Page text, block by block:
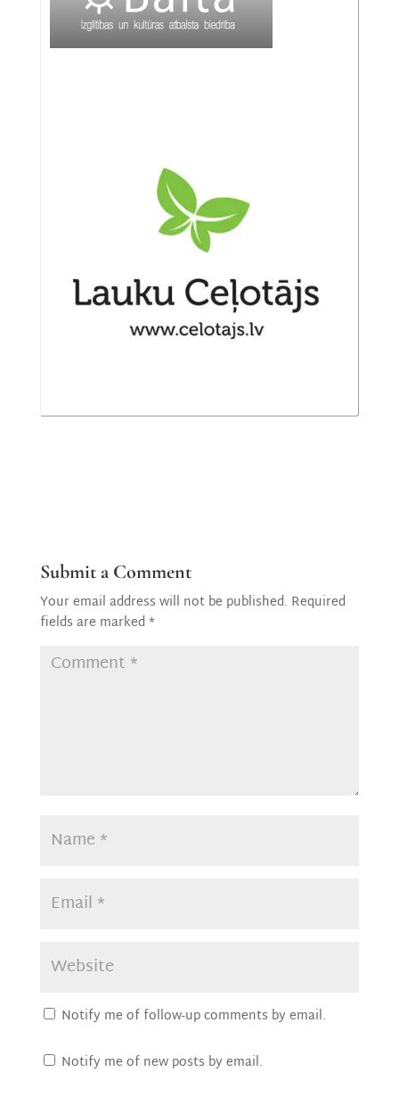
Submit a Comment
Your email address will not be published. Required
fields are marked *
Notify me of follow-up comments by email.
Notify me of new posts by email.